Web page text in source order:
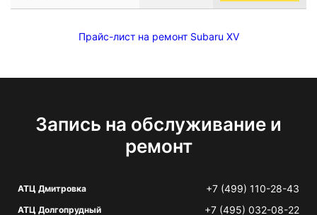
Прайс-лист на ремонт Subaru XV
Запись на обслуживание и
ремонт
АТЦ Дмитровка +7 (499) 110-28-43
АТЦ Долгопрудный +7 (495) 032-08-22